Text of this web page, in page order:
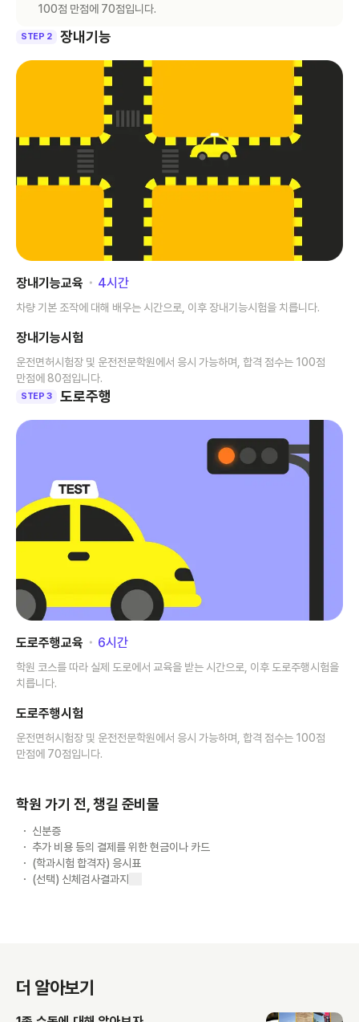
100점 만점에 70점입니다.
STEP 2 장내기능
장내기능교육 ･ 4시간
차량 기본 조작에 대해 배우는 시간으로, 이후 장내기능시험을 치릅니다.
장내기능시험
운전면허시험장 및 운전전문학원에서 응시 가능하며, 합격 점수는 100점
만점에 80점입니다.
STEP 3 도로주행
도로주행교육 ･ 6시간
학원 코스를 따라 실제 도로에서 교육을 받는 시간으로, 이후 도로주행시험을
치릅니다.
도로주행시험
운전면허시험장 및 운전전문학원에서 응시 가능하며, 합격 점수는 100점
만점에 70점입니다.
학원 가기 전, 챙길 준비물
신분증
추가 비용 등의 결제를 위한 현금이나 카드
(학과시험 합격자) 응시표
(선택) 신체검사결과지
더 알아보기